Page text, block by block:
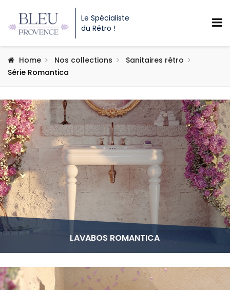
Le Spécialiste
du Rétro !
Home Nos collections
Sanitaires rétro
Série Romantica
LAVABOS ROMANTICA